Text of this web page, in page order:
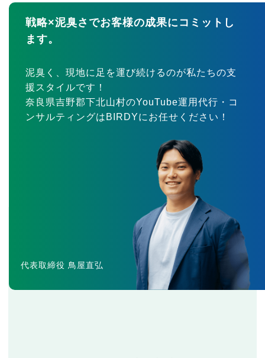
戦略×泥臭さでお客様の成果にコミットし
ます。
泥臭く、現地に足を運び続けるのが私たちの支
援スタイルです！
奈良県吉野郡下北山村のYouTube運用代行・コ
ンサルティングはBIRDYにお任せください！
代表取締役 鳥屋直弘